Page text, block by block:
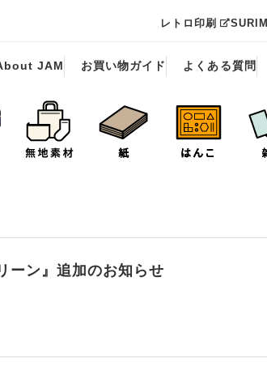
レトロ印刷
JAM お買い物ガイド よくある質問
ーン』追加のお知らせ